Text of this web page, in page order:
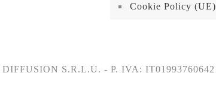
Cookie Policy (UE)
S.R.L.U. - P. IVA: IT01993760642